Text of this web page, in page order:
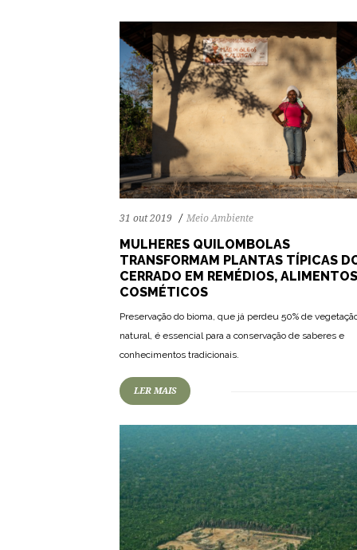
31 out 2019 Meio Ambiente
MULHERES QUILOMBOLAS
TRANSFORMAM PLANTAS TÍPICAS
CERRADO EM REMÉDIOS,
COSMÉTICOS
Preservação do bioma, que já perdeu 50% de
natural, é essencial para a conservação de saberes e
conhecimentos tradicionais.
LER MAIS